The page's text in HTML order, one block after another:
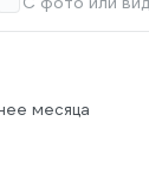
месяца